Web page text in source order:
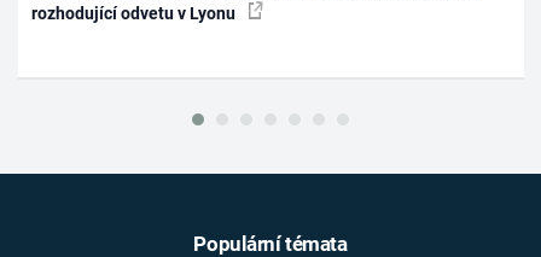
rozhodující odvetu v Lyonu
Populární témata